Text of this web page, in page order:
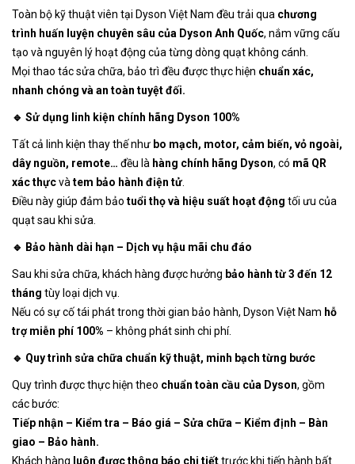
Toàn bộ kỹ thuật viên tại Dyson Việt Nam đều trải qua chương
trình huấn luyện chuyên sâu của Dyson Anh Quốc, nắm vững cấu
tạo và nguyên lý hoạt động của từng dòng quạt không cánh.
Mọi thao tác sửa chữa, bảo trì đều được thực hiện chuẩn xác,
nhanh chóng và an toàn tuyệt đối.
🔹 Sử dụng linh kiện chính hãng Dyson 100%
Tất cả linh kiện thay thế như bo mạch, motor, cảm biến, vỏ ngoài,
dây nguồn, remote… đều là hàng chính hãng Dyson, có mã QR
xác thựcvà tem bảo hành điện tử
Điều này giúp đảm bảo tuổi thọ và hiệu suất hoạt động tối ưu của
quạt sau khi sửa.
🔹 Bảo hành dài hạn – Dịch vụ hậu mãi chu đáo
Sau khi sửa chữa, khách hàng được hưởng bảo hành từ 3 đến 12
tháng tùy loại dịch vụ.
Nếu có sự cố tái phát trong thời gian bảo hành, Dyson Việt Nam hỗ
trợ miễn phí 100% – không phát sinh chi phí.
🔹 Quy trình sửa chữa chuẩn kỹ thuật, minh bạch từng bước
Quy trình được thực hiện theo chuẩn toàn cầu của Dyson, gồm
các bước:
Tiếp nhận – Kiểm tra – Báo giá – Sửa chữa – Kiểm định – Bàn
giao – Bảo hành.
Khách hàng luôn được thông báo chi tiếttrước khi tiến hành bất